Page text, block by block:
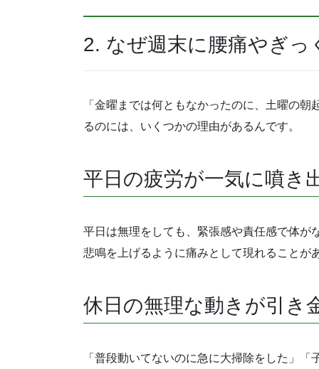
2. なぜ週末に腰痛やぎっ
「金曜までは何ともなかったのに、土曜の
るのには、いくつかの理由があるんです。
平日の疲労が一気に噴き
平日は無理をしても、緊張感や責任感で体が
悲鳴を上げるように痛みとして現れることが
休日の無理な動きが引き
「普段動いてないのに急に大掃除をした」